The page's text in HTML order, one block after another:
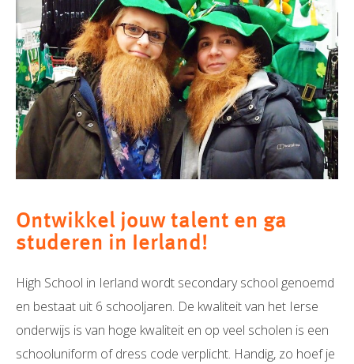
Ontwikkel jouw talent en ga
studeren in Ierland!
High School in Ierland wordt secondary school genoemd
en bestaat uit 6 schooljaren. De kwaliteit van het Ierse
onderwijs is van hoge kwaliteit en op veel scholen is een
schooluniform of dress code verplicht. Handig, zo hoef je